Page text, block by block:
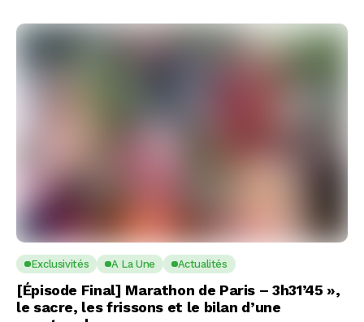
Exclusivités A La Une Actualités
[Épisode Final] Marathon de Paris – 3h31’45 »,
le sacre, les frissons et le bilan d’une